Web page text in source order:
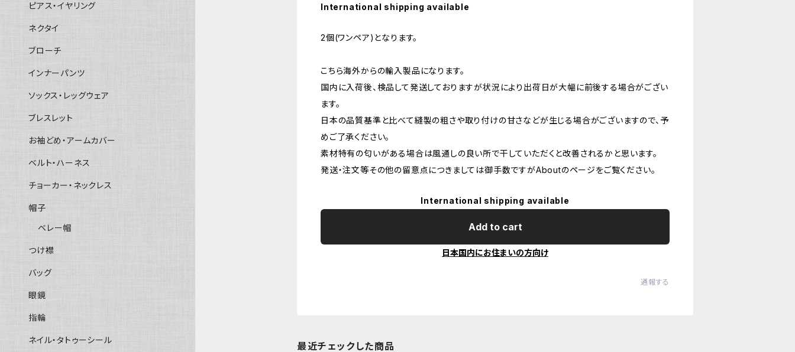
International shipping available
2個(ワンペア)となります。
こちら海外からの輸入製品になります。
国内に入荷後、検品して発送しておりますが状況により出荷日が大幅に前後する場合がござい
ます。
日本の品質基準と比べて縫製の粗さや取り付けの甘さなどが生じる場合がございますので、予
めご了承ください。
素材特有の匂いがある場合は風通しの良い所で干していただくと改善されるかと思います。
発送・注文等その他の留意点につきましては御手数ですがAboutのページをご覧ください。
International shipping available
Add to cart
日本国内にお住まいの方向け
通報する
最近チェックした商品
ピアス・イヤリング
ネクタイ
ブローチ
インナーパンツ
ソックス・レッグウェア
ブレスレット
お袖どめ・アームカバー
ベルト・ハーネス
チョーカー・ネックレス
帽子
ベレー帽
つけ襟
バッグ
眼鏡
指輪
ネイル・タトゥーシール